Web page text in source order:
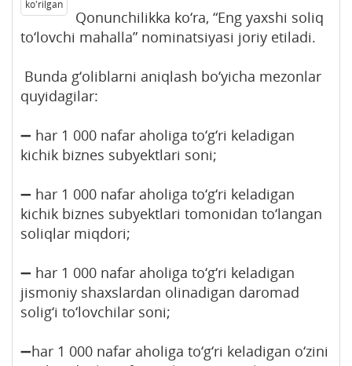
ko'rilgan
Qonunchilikka ko‘ra, “Eng yaxshi soliq
to‘lovchi mahalla” nominatsiyasi joriy etiladi.
Bunda g‘oliblarni aniqlash bo‘yicha mezonlar
quyidagilar:
➖ har 1 000 nafar aholiga to‘g‘ri keladigan
kichik biznes subyektlari soni;
➖ har 1 000 nafar aholiga to‘g‘ri keladigan
kichik biznes subyektlari tomonidan to‘langan
soliqlar miqdori;
➖ har 1 000 nafar aholiga to‘g‘ri keladigan
jismoniy shaxslardan olinadigan daromad
solig‘i to‘lovchilar soni;
➖har 1 000 nafar aholiga to‘g‘ri keladigan o‘zini